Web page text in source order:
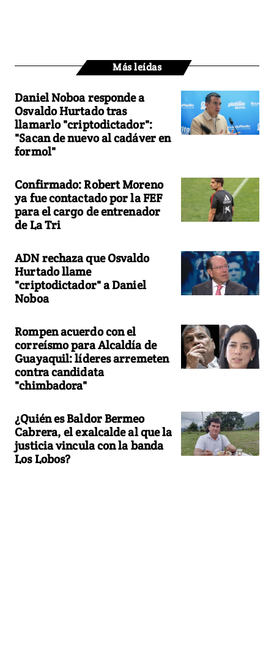
Más leídas
Daniel Noboa responde a
Osvaldo Hurtado tras
llamarlo "criptodictador":
"Sacan de nuevo al cadáver en
formol"
Confirmado: Robert Moreno
ya fue contactado por la FEF
para el cargo de entrenador
de La Tri
ADN rechaza que Osvaldo
Hurtado llame
"criptodictador" a Daniel
Noboa
Rompen acuerdo con el
correísmo para Alcaldía de
Guayaquil: líderes arremeten
contra candidata
"chimbadora"
¿Quién es Baldor Bermeo
Cabrera, el exalcalde al que la
justicia vincula con la banda
Los Lobos?